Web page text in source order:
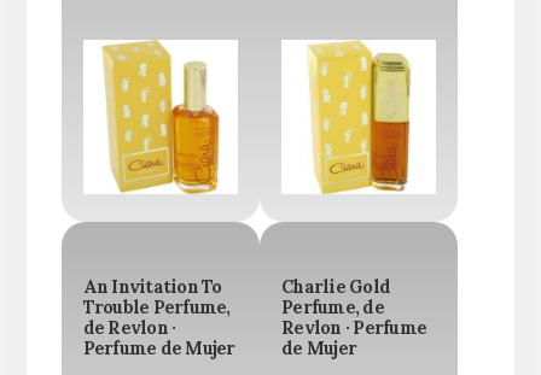
An Invitation To
Trouble Perfume,
de Revlon ·
Perfume de Mujer
Charlie Gold
Perfume, de
Revlon · Perfume
de Mujer